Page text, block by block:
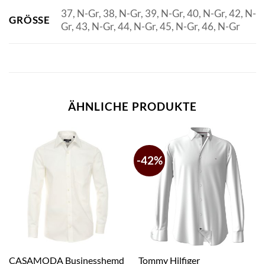
GRÖSSE
37, N-Gr, 38, N-Gr, 39, N-Gr, 40, N-Gr, 42, N-
Gr, 43, N-Gr, 44, N-Gr, 45, N-Gr, 46, N-Gr
ÄHNLICHE PRODUKTE
CASAMODA Businesshemd
-42%
Tommy Hilfiger